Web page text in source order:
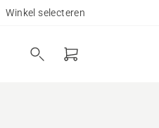
Winkel selecteren